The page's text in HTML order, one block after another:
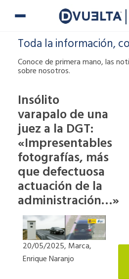
Toda la información,
Conoce de primera mano, las
sobre nosotros.
Insólito
varapalo de una
juez a la DGT:
«Impresentables
fotografías, más
que defectuosa
actuación de la
administración…»
20/05/2025, Marca,
Enrique Naranjo